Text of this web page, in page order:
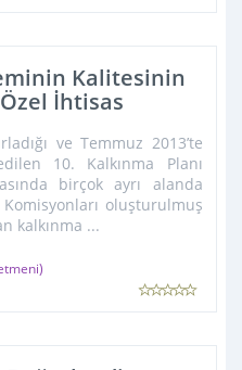
Kalitesinin
İhtisas
2014-2018
ve Temmuz 2013’te
10. Kalkınma Planı
birçok ayrı alanda
oluşturulmuş
kalkınma ...